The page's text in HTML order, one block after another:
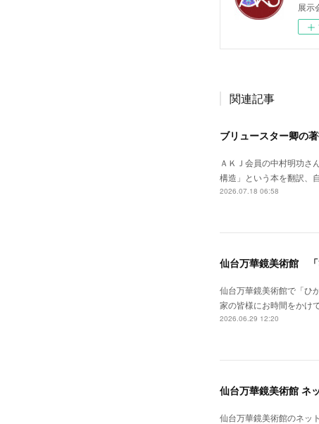
展示
関連記事
ブリュースター卿の
ＡＫＪ会員の中村明功さ
構造」という本を翻訳、
2026.07.18 06:58
仙台万華鏡美術館 「
仙台万華鏡美術館で「ひ
家の皆様にお時間をかけ
2026.06.29 12:20
仙台万華鏡美術館 ネ
仙台万華鏡美術館のネッ